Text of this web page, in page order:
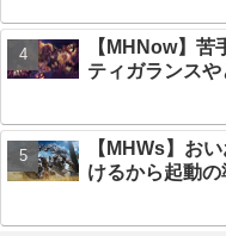
【MHNow】
ティガランス
【MHWs】お
けるから起動